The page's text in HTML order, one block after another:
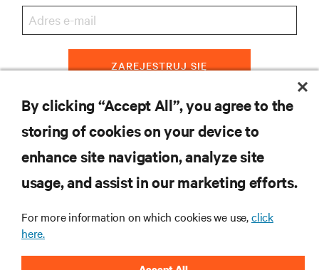
ZAREJESTRUJ SIĘ
WSPARCIE
O NAS
By clicking “Accept All”, you agree to the
storing of cookies on your device to
enhance site navigation, analyze site
usage, and assist in our marketing efforts.
For more information on which cookies we use,click
here.